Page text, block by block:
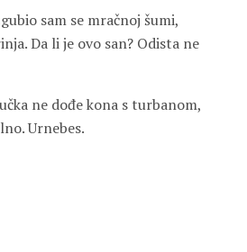
sam se mračnoj šumi,
Da li je ovo san? Odista ne
ne dođe kona s turbanom,
Urnebes.